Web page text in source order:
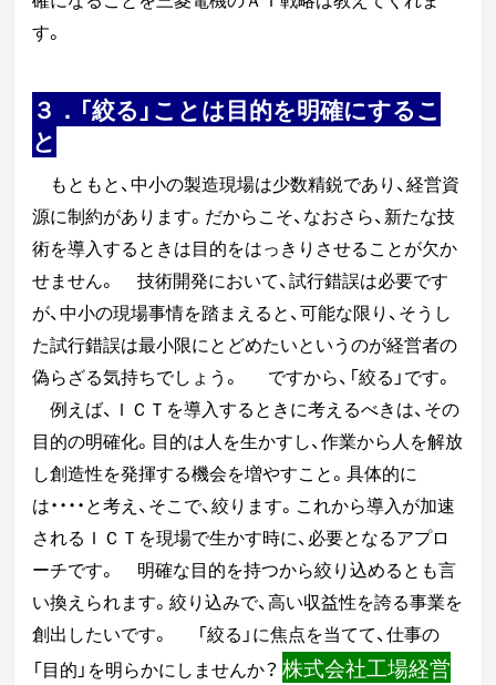
す。
３．「絞る」ことは目的を明確にするこ
と
もともと、中小の製造現場は少数精鋭であり、経営資
源に制約があります。だからこそ、なおさら、新たな技
術を導入するときは目的をはっきりさせることが欠か
せません。
技術開発において、試行錯誤は必要です
が、中小の現場事情を踏まえると、可能な限り、そうし
た試行錯誤は最小限にとどめたいというのが経営者の
偽らざる気持ちでしょう。
ですから、「絞る」です。
例えば、ＩＣＴを導入するときに考えるべきは、その
目的の明確化。 目的は人を生かすし、作業から人を解放
し創造性を発揮する機会を増やすこと。具体的に
は・・・・と考え、そこで、絞ります。これから導入が加速
される ＩＣＴを現場で生かす時に、必要となるアプロ
ーチです。
明確な目的を持つから絞り込めるとも言
い換えられます。絞り込みで、高い収益性を誇る事業を
創出したいです。
「絞る」に焦点を当てて、仕事の
「目的」を明らかにしませんか？ 株式会社工場経営